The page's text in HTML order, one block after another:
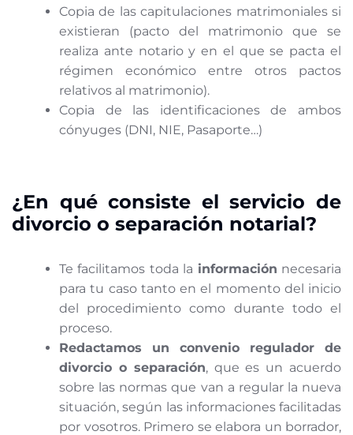
Copia de las capitulaciones matrimoniales si
existieran (pacto del matrimonio que se
realiza ante notario y en el que se pacta el
régimen económico entre otros pactos
relativos al matrimonio).
Copia de las identificaciones de ambos
cónyuges (DNI, NIE, Pasaporte…)
¿En qué consiste el servicio de
divorcio o separación notarial?
Te facilitamos toda la información necesaria
para tu caso tanto en el momento del inicio
del procedimiento como durante todo el
proceso.
Redactamos un convenio regulador de
divorcio o separación, que es un acuerdo
sobre las normas que van a regular la nueva
situación, según las informaciones facilitadas
por vosotros. Primero se elabora un borrador,